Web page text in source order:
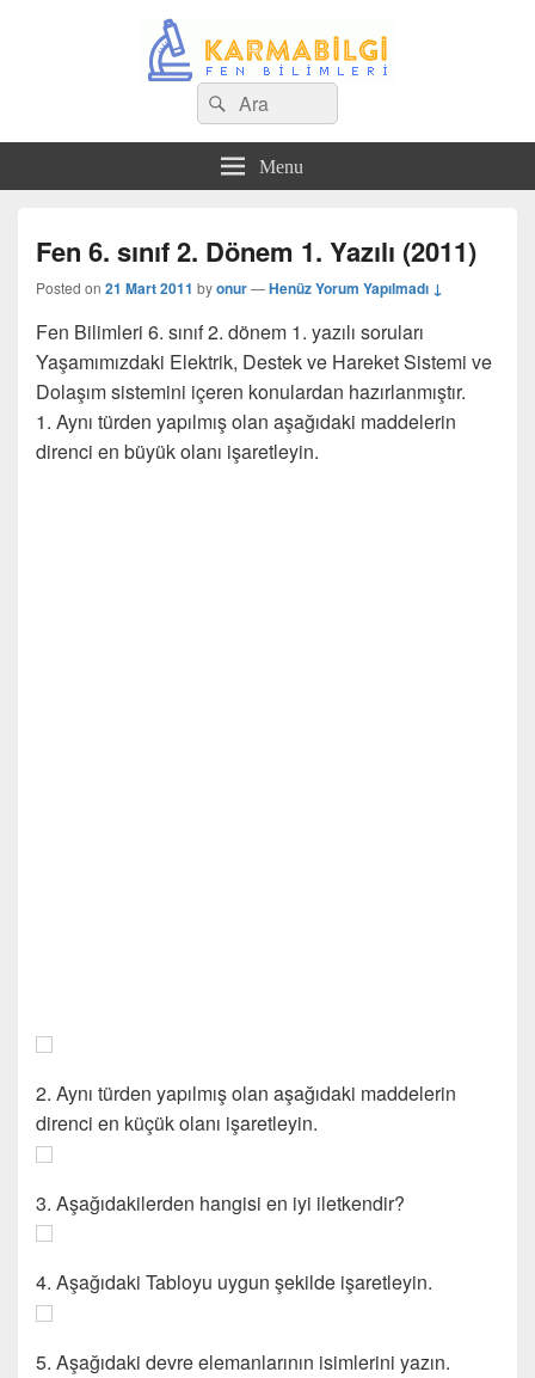
Search
for:
Ara
Menu
Fen 6. sınıf 2. Dönem 1. Yazılı (2011)
Posted on 21 Mart 2011 byonur—Henüz Yorum Yapılmadı ↓
Fen Bilimleri 6. sınıf 2. dönem 1. yazılı soruları
Yaşamımızdaki Elektrik, Destek ve Hareket Sistemi ve
Dolaşım sistemini içeren konulardan hazırlanmıştır.
1. Aynı türden yapılmış olan aşağıdaki maddelerin
direnci en büyük olanı işaretleyin.
2. Aynı türden yapılmış olan aşağıdaki maddelerin
direnci en küçük olanı işaretleyin.
3. Aşağıdakilerden hangisi en iyi iletkendir?
4. Aşağıdaki Tabloyu uygun şekilde işaretleyin.
5. Aşağıdaki devre elemanlarının isimlerini yazın.